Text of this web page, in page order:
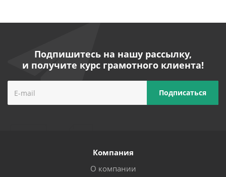
Подпишитесь на нашу рассылку,
и получите курс грамотного клиента!
Компания
О компании